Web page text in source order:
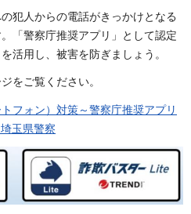
犯人からの電話がきっかけとなる
「警察庁推奨アプリ」として認定
を活用し、被害を防ぎましょう。
をご覧ください。
フォン）対策～警察庁推奨アプリ
玉県警察